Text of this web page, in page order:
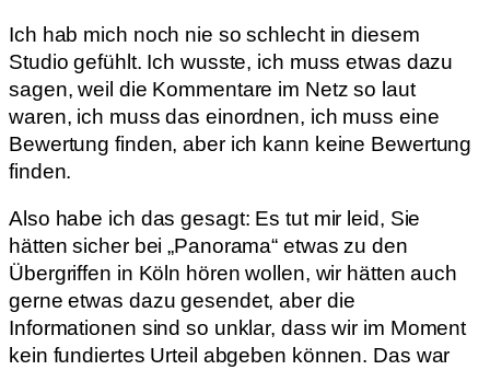
Ich hab mich noch nie so schlecht in diesem
Studio gefühlt. Ich wusste, ich muss etwas dazu
sagen, weil die Kommentare im Netz so laut
waren, ich muss das einordnen, ich muss eine
Bewertung finden, aber ich kann keine Bewertung
finden.
Also habe ich das gesagt: Es tut mir leid, Sie
hätten sicher bei „Panorama“ etwas zu den
Übergriffen in Köln hören wollen, wir hätten auch
gerne etwas dazu gesendet, aber die
Informationen sind so unklar, dass wir im Moment
kein fundiertes Urteil abgeben können. Das war